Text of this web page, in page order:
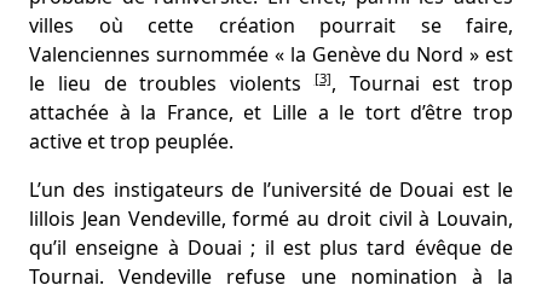
villes où cette création pourrait se faire,
Valenciennes surnommée « la Genève du Nord » est
le lieu de troubles violents[3], Tournai est trop
attachée à la France, et Lille a le tort d’être trop
active et trop peuplée.
L’un des instigateurs de l’université de Douai est le
lillois Jean Vendeville, formé au droit civil à Louvain,
qu’il enseigne à Douai ; il est plus tard évêque de
Tournai. Vendeville refuse une nomination à la